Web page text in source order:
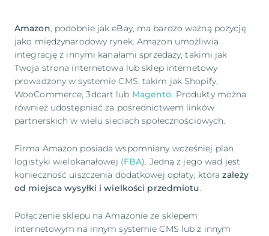
Amazon, podobnie jak eBay, ma bardzo ważną pozycję
jako międzynarodowy rynek. Amazon umożliwia
integrację z innymi kanałami sprzedaży, takimi jak
Twoja strona internetowa lub sklep internetowy
prowadzony w systemie CMS, takim jak Shopify,
WooCommerce, 3dcart lub Magento. Produkty można
również udostępniać za pośrednictwem linków
partnerskich w wielu sieciach społecznościowych.
Firma Amazon posiada wspomniany wcześniej plan
logistyki wielokanałowej (FBA). Jedną z jego wad jest
konieczność uiszczenia dodatkowej opłaty, którazależy
od miejsca wysyłki i wielkości przedmiotu.
Połączenie sklepu na Amazonie ze sklepem
internetowym na innym systemie CMS lub z innym